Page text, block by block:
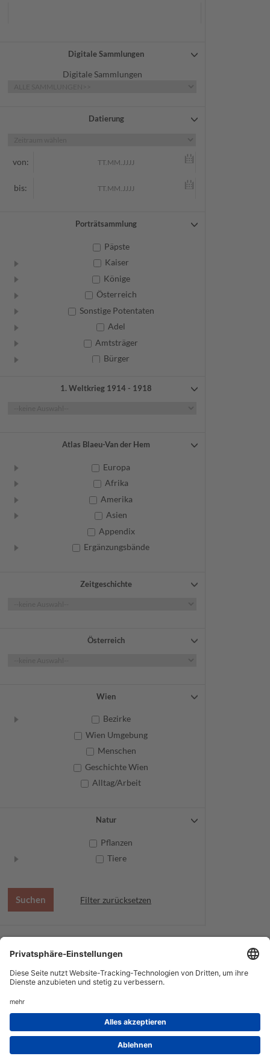
Digitale Sammlungen
Digitale Sammlungen
Datierung
von:
bis:
Porträtsammlung
Päpste
Kaiser
Könige
Österreich
Sonstige Potentaten
Adel
Amtsträger
Bürger
Geistliche
Weitere
1. Weltkrieg 1914 - 1918
Atlas Blaeu-Van der Hem
Europa
Afrika
Amerika
Asien
Appendix
Ergänzungsbände
Zeitgeschichte
Österreich
Wien
Bezirke
Wien Umgebung
Menschen
Geschichte Wien
Alltag/Arbeit
Natur
Pflanzen
Tiere
Filter zurücksetzen
Datenschutz
Service